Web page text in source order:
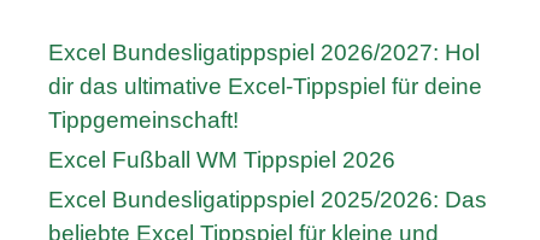
Excel Bundesligatippspiel 2026/2027: Hol
dir das ultimative Excel-Tippspiel für deine
Tippgemeinschaft!
Excel Fußball WM Tippspiel 2026
Excel Bundesligatippspiel 2025/2026: Das
beliebte Excel Tippspiel für kleine und